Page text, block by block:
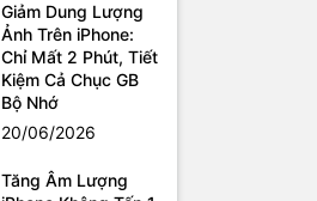
Giảm Dung Lượng
Ảnh Trên iPhone:
Chỉ Mất 2 Phút, Tiết
Kiệm Cả Chục GB
Bộ Nhớ
20/06/2026
Tăng Âm Lượng